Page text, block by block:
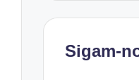
Sigam-